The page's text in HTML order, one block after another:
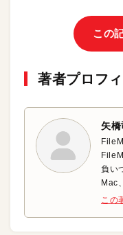
この
著者プロフ
矢橋
負い
Mac
この